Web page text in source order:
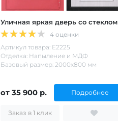
Уличная яркая дверь со стеклом
4 оценки
Артикул товара: Е2225
Отделка: Напыление и МДФ
Базовый размер: 2000х800 мм
от 35 900 р. Подробнее
Заказ в 1 клик